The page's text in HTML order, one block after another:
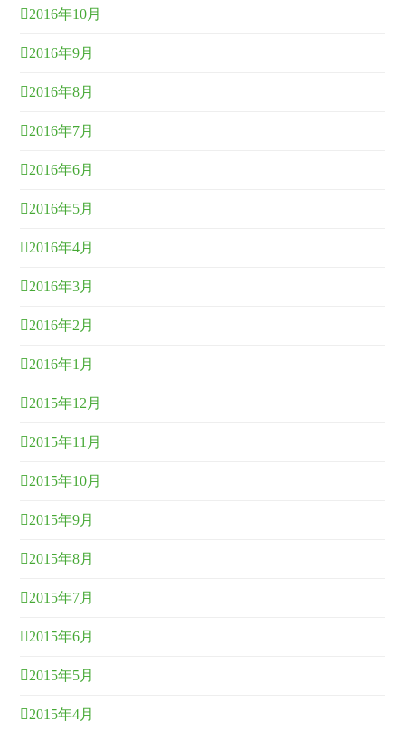
2016年10月
2016年9月
2016年8月
2016年7月
2016年6月
2016年5月
2016年4月
2016年3月
2016年2月
2016年1月
2015年12月
2015年11月
2015年10月
2015年9月
2015年8月
2015年7月
2015年6月
2015年5月
2015年4月